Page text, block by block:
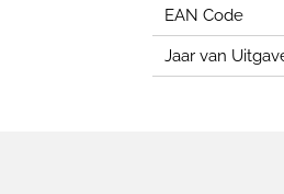
EAN Code
Jaar van